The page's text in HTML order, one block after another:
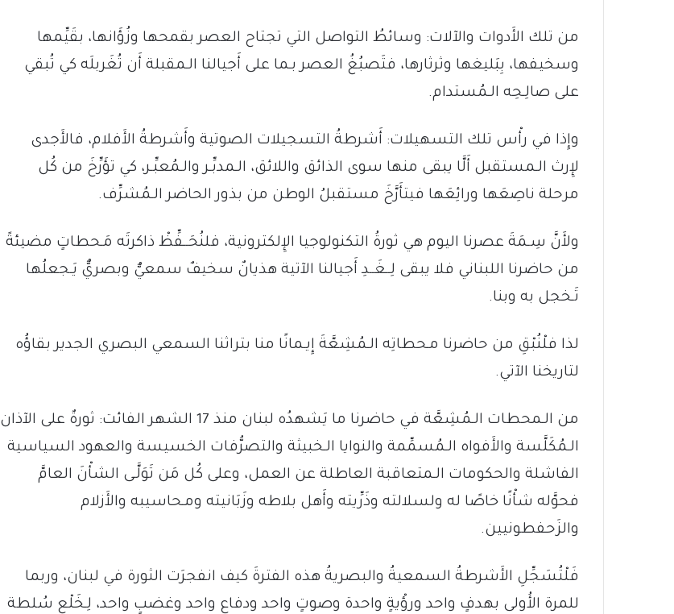
من تلك الأَدوات والآلات: وسائطُ التواصل التي تجتاح العصر بقمحها وزُؤَانها، بقَيِّمها
وسخيفها، بِبَليغها وثرثارها، فتَصبُغُ العصر بـما على أَجيالنا الـمقبلة أَن تُغَربلَه كي تُبقي
على صالِـحِه الـمُستدام.
وإِذا في رأْس تلك التسهيلات: أَشرطةُ التسجيلات الصوتية وأَشرطةُ الأَفلام، فالأَجدى
لإِرث الـمستقبل أَلَّا يبقى منها سوى الذائق واللائق، الـمدبِّـر والـمُعبِّـر، كي تؤَرِّخَ من كُل
مرحلة ناصِعَها ورائِعَها فيتأَرَّخَ مستقبلُ الوطن من بذور الحاضر الـمُشرِّف.
ولأَنَّ سِـمَةَ عصرنا اليوم هي ثورةُ التكنولوجيا الإِلكترونية، فلنُحَــفِّظْ ذاكرتَه مَـحطاتٍ مضيئةً
من حاضرنا اللبناني فلا يبقى لِــغَــدِ أَجيالنا الآتية هذيانٌ سخيفٌ سمعيٌّ وبصريٌّ يَـجعلُها
تَـخجل به وبنا.
لذا فلْنُبْقِ من حاضرنا مـحطاتِه الـمُشِعَّةَ إِيـمانًا منا بتراثنا السمعي البصري الجدير بقاؤُه
لتاريخنا الآتي.
من الـمحطات الـمُشِعَّة في حاضرنا ما يَشهدُه لبنان منذ 17 الشهر الفائت: ثورةٌ على الآذان
الـمُكَلَّسة والأَفواه الـمُسمِّمة والنوايا الـخبيثة والتصرُّفات الخسيسة والعهود السياسية
الفاشلة والحكومات الـمتعاقبة العاطلة عن العمل، وعلى كُل مَن تَوَلَّـى الشأْنَ العامَّ
فحوَّله شأْنًا خاصًا له ولسلالته وذَرِّيته وأَهل بلاطه وزَبَانيته ومـحاسيبه والأَزلام
والزَحفطونيين.
فَلْتُسَجِّلِ الأَشرطةُ السمعيةُ والبصريةُ هذه الفترةَ كيف انفجرَت الثورة في لبنان، وربما
للمرة الأُولى بهدفٍ واحد ورؤْيةٍ واحدة وصوتٍ واحد ودفاعٍ واحد وغضبٍ واحد، لِـخَلْع سُلطة